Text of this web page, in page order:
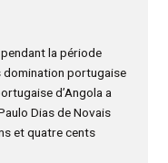
la période
portugaise
d’Angola a
Dias de Novais
et quatre cents